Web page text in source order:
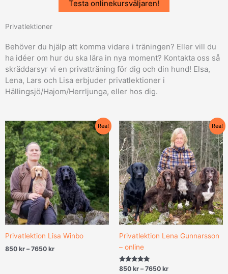
Testa onlinekursväljaren!
Privatlektioner
Behöver du hjälp att komma vidare i träningen? Eller vill du
ha idéer om hur du ska lära in nya moment? Kontakta oss så
skräddarsyr vi en privatträning för dig och din hund! Elsa,
Lena, Lars och Lisa erbjuder privatlektioner i
Hällingsjö/Hajom/Herrljunga, eller hos dig.
Rea!
Privatlektion Lisa Winbo
850 kr – 7650 kr
Prisintervall:
850 kr
till
7650 kr
Rea!
Privatlektion Lena Gunnarsson
– online
Betygsatt
850 kr – 7650 kr
Prisintervall:
850 kr
till
7650 kr